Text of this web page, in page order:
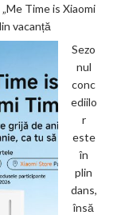
Time is Xiaomi
vacanță
Sezo
nul
conc
ediilo
r
este
în
plin
dans,
însă